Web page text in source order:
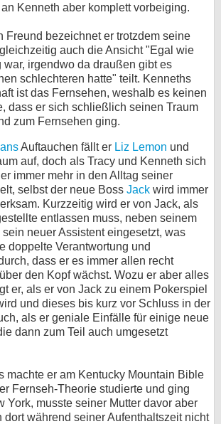
Kenneth aber komplett vorbeiging.
Freund bezeichnet er trotzdem seine
auch die Ansicht "Egal wie
war, irgendwo da draußen gibt es
schlechteren hatte" teilt. Kenneths
ist das Fernsehen, weshalb es keinen
dass er sich schließlich seinen Traum
zum Fernsehen ging.
Auftauchen fällt er Liz Lemon und
auf, doch als Tracy und Kenneth sich
immer mehr in den Alltag seiner
selbst der neue Boss Jack wird immer
Kurzzeitig wird er von Jack, als
entlassen muss, neben seinem
neuer Assistent eingesetzt, was
doppelte Verantwortung und
dass er es immer allen recht
den Kopf wächst. Wozu er aber alles
er, als er von Jack zu einem Pokerspiel
und dieses bis kurz vor Schluss in der
als er geniale Einfälle für einige neue
dann zum Teil auch umgesetzt
machte er am Kentucky Mountain Bible
Fernseh-Theorie studierte und ging
York, musste seiner Mutter davor aber
dort während seiner Aufenthaltszeit nicht
bei X
bei Facebook
Kontakt
Nutzungsbedingungen
Datenschutz
Cookie-Einstellungen
Impressum
Desktop-Ansicht
myFanbase